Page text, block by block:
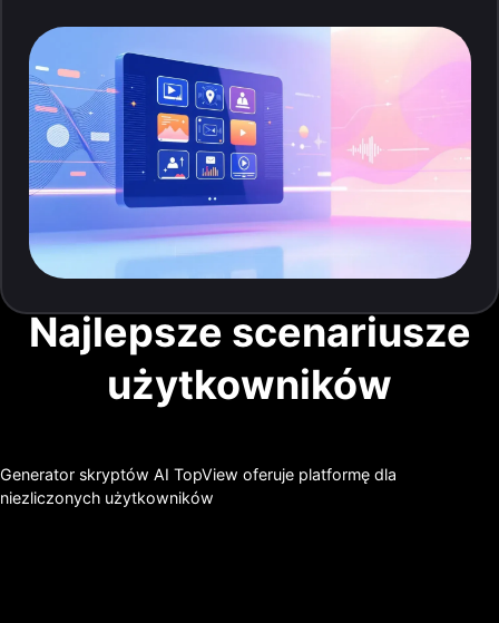
Najlepsze scenariusze
użytkowników
Generator skryptów AI TopView oferuje platformę dla
niezliczonych użytkowników